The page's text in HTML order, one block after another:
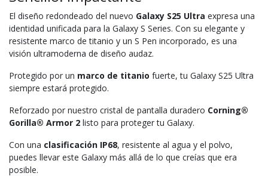
El diseño redondeado del nuevo Galaxy S25 Ultra expresa una
identidad unificada para la Galaxy S Series. Con su elegante y
resistente marco de titanio y un S Pen incorporado, es una
visión ultramoderna de diseño audaz.
Protegido por un marco de titanio fuerte, tu Galaxy S25 Ultra
siempre estará protegido.
Reforzado por nuestro cristal de pantalla duradero Corning®
Gorilla® Armor 2 listo para proteger tu Galaxy.
Con una clasificación IP68, resistente al agua y el polvo,
puedes llevar este Galaxy más allá de lo que creías que era
posible.